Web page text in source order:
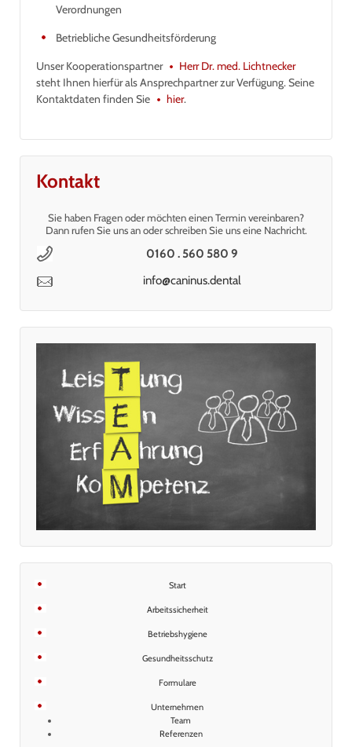
Verordnungen
Betriebliche Gesundheitsförderung
Unser Kooperationspartner
Herr Dr. med. Lichtnecker
steht Ihnen hierfür als Ansprechpartner zur Verfügung. Seine
Kontaktdaten finden Sie
hier.
Kontakt
Sie haben Fragen oder möchten einen Termin vereinbaren?
Dann rufen Sie uns an oder schreiben Sie uns eine Nachricht.
0160 . 560 580 9
info@caninus.dental
Start
Arbeitssicherheit
Betriebshygiene
Gesundheitsschutz
Formulare
Unternehmen
Team
Referenzen